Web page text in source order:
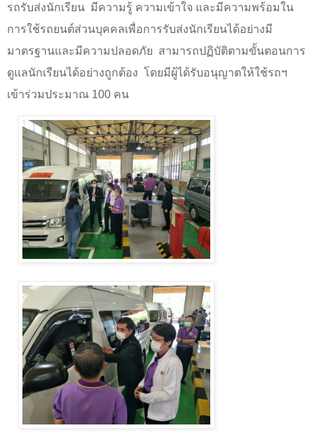
รถรับส่งนักเรียน มีความรู้ ความเข้าใจ และมีความพร้อมใน
การใช้รถยนต์ส่วนบุคคลเพื่อการรับส่งนักเรียนได้อย่างมี
มาตรฐานและมีความปลอดภัย สามารถปฏิบัติตามขั้นตอนการ
ดูแลนักเรียนได้อย่างถูกต้อง โดยมีผู้ได้รับอนุญาตให้ใช้รถฯ
เข้าร่วมประมาณ 100 คน